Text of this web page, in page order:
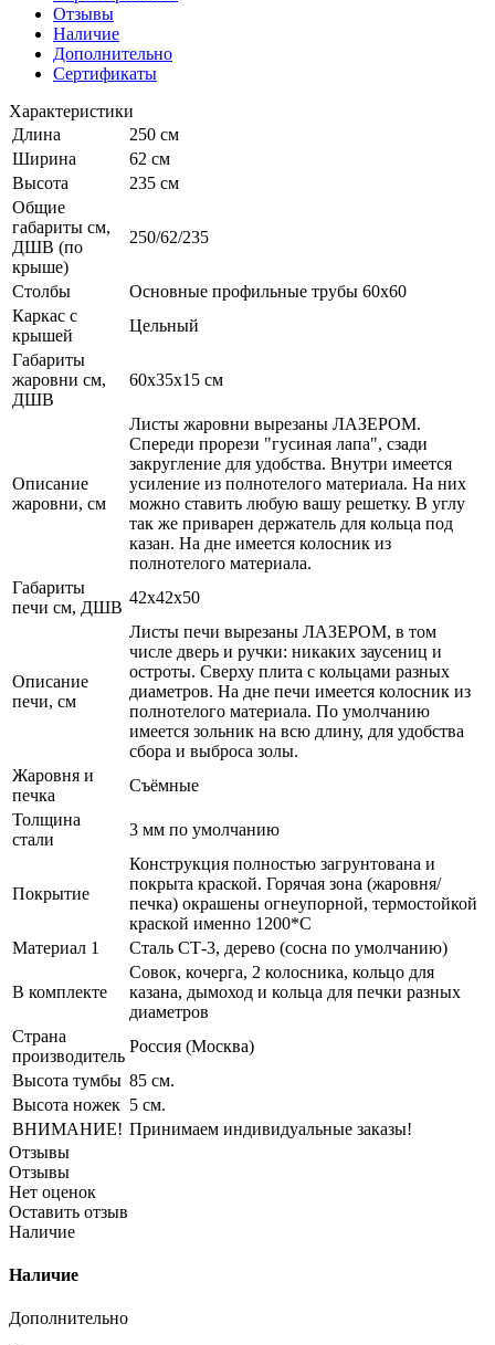
Отзывы
Наличие
Дополнительно
Сертификаты
Характеристики
Длина
250 см
Ширина
62 см
Высота
235 см
Общие
габариты см,
ДШВ (по
крыше)
250/62/235
Столбы
Основные профильные трубы 60x60
Каркас с
крышей
Цельный
Габариты
жаровни см,
ДШВ
60x35x15 см
Описание
жаровни, см
Листы жаровни вырезаны ЛАЗЕРОМ.
Спереди прорези "гусиная лапа", сзади
закругление для удобства. Внутри имеется
усиление из полнотелого материала. На них
можно ставить любую вашу решетку. В углу
так же приварен держатель для кольца под
казан. На дне имеется колосник из
полнотелого материала.
Габариты
печи см, ДШВ
42x42x50
Описание
печи, см
Листы печи вырезаны ЛАЗЕРОМ, в том
числе дверь и ручки: никаких заусениц и
остроты. Сверху плита с кольцами разных
диаметров. На дне печи имеется колосник из
полнотелого материала. По умолчанию
имеется зольник на всю длину, для удобства
сбора и выброса золы.
Жаровня и
печка
Съёмные
Толщина
стали
3 мм по умолчанию
Покрытие
Конструкция полностью загрунтована и
покрыта краской. Горячая зона (жаровня/
печка) окрашены огнеупорной, термостойкой
краской именно 1200*С
Материал 1
Сталь СТ-3, дерево (сосна по умолчанию)
В комплекте
Совок, кочерга, 2 колосника, кольцо для
казана, дымоход и кольца для печки разных
диаметров
Страна
производитель
Россия (Москва)
Высота тумбы 85 см.
Высота ножек 5 см.
ВНИМАНИЕ! Принимаем индивидуальные заказы!
Отзывы
Отзывы
Нет оценок
Оставить отзыв
Наличие
Наличие
Дополнительно